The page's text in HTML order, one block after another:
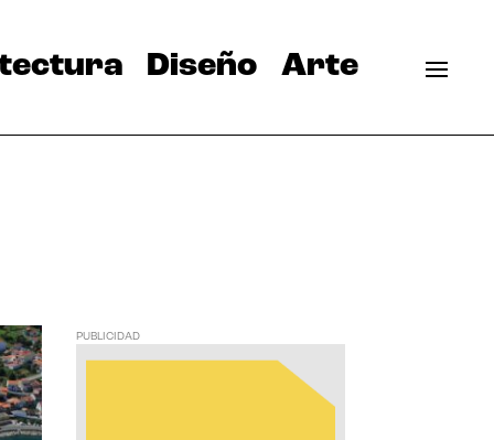
Diseño Arte
PUBLICIDAD